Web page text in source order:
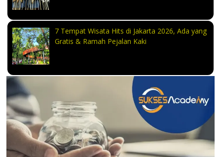
7 Tempat Wisata Hits di Jakarta 2026, Ada yang
Gratis & Ramah Pejalan Kaki